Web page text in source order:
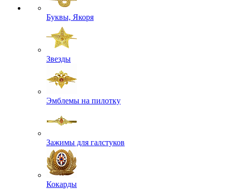
Буквы, Якоря
Звезды
Эмблемы на пилотку
Зажимы для галстуков
Кокарды